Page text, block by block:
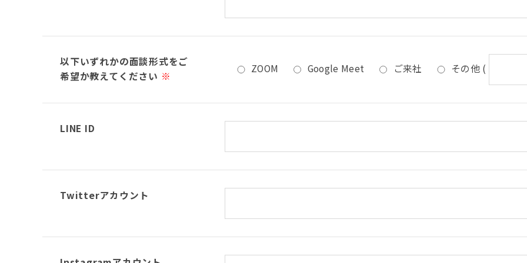
以下いずれかの面談形式をご
希望か教えてください ※
ZOOM Google Meet ご来社 その他 (
LINE ID
Twitterアカウント